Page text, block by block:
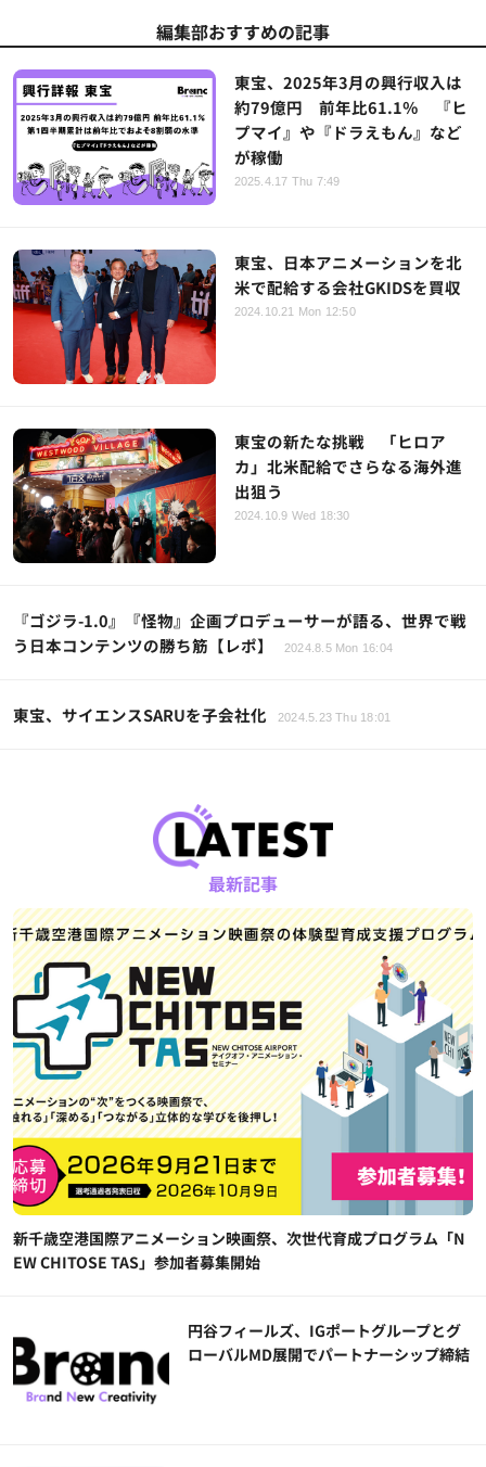
編集部おすすめの記事
東宝、2025年3月の興行収入は
約79億円 前年比61.1％ 『ヒ
プマイ』や『ドラえもん』など
が稼働
2025.4.17 Thu 7:49
東宝、日本アニメーションを北
米で配給する会社GKIDSを買収
2024.10.21 Mon 12:50
東宝の新たな挑戦 「ヒロア
カ」北米配給でさらなる海外進
出狙う
2024.10.9 Wed 18:30
『ゴジラ-1.0』『怪物』企画プロデューサーが語る、世界で戦
う日本コンテンツの勝ち筋【レポ】
2024.8.5 Mon 16:04
東宝、サイエンスSARUを子会社化 2024.5.23 Thu 18:01
最新記事
新千歳空港国際アニメーション映画祭、次世代育成プログラム「N
EW CHITOSE TAS」参加者募集開始
円谷フィールズ、IGポートグループとグ
ローバルMD展開でパートナーシップ締結